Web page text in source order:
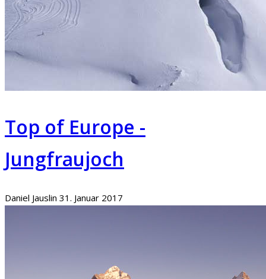
Top of Europe -
Jungfraujoch
Daniel Jauslin 31. Januar 2017